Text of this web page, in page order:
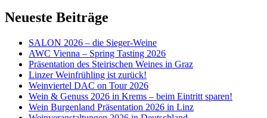
Neueste Beiträge
SALON 2026 – die Sieger-Weine
AWC Vienna – Spring Tasting 2026
Präsentation des Steirischen Weines in Graz
Linzer Weinfrühling ist zurück!
Weinviertel DAC on Tour 2026
Wein & Genuss 2026 in Krems – beim Eintritt sparen!
Wein Burgenland Präsentation 2026 in Linz